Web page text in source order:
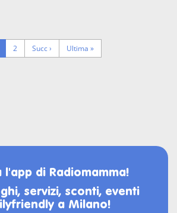
Page
2
Next
page
Succ ›
Last
page
Ultima »
l'app di Radiomamma!
servizi, sconti, eventi
a Milano!